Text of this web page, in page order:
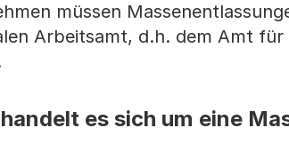
müssen
Arbeitsamt, d.h. dem Amt
es sich um eine